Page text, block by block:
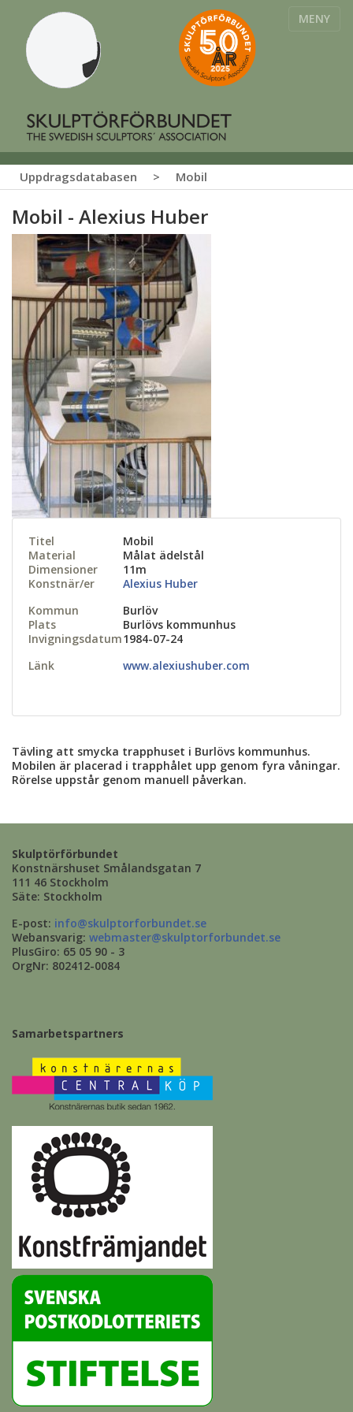
MENY
Uppdragsdatabasen > Mobil
Mobil - Alexius Huber
Titel
Mobil
Material
Målat ädelstål
Dimensioner
11m
Konstnär/er
Alexius Huber
Kommun
Burlöv
Plats
Burlövs kommunhus
Invigningsdatum1984-07-24
Länk
www.alexiushuber.com
Tävling att smycka trapphuset i Burlövs kommunhus.
Mobilen är placerad i trapphålet upp genom fyra våningar.
Rörelse uppstår genom manuell påverkan.
Skulptörförbundet
Konstnärshuset Smålandsgatan 7
111 46 Stockholm
Säte: Stockholm
E-post: info@skulptorforbundet.se
Webansvarig: webmaster@skulptorforbundet.se
PlusGiro: 65 05 90 - 3
OrgNr: 802412-0084
Samarbetspartners